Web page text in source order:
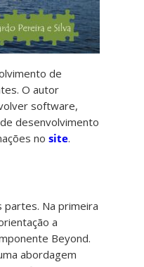
de
O autor
software,
desenvolvimento
nosite.
partes. Na primeira
a
Beyond.
abordagem